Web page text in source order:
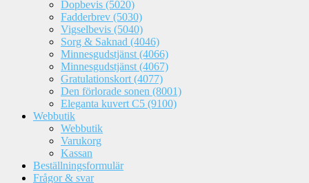
Dopbevis (5020)
Fadderbrev (5030)
Vigselbevis (5040)
Sorg & Saknad (4046)
Minnesgudstjänst (4066)
Minnesgudstjänst (4067)
Gratulationskort (4077)
Den förlorade sonen (8001)
Eleganta kuvert C5 (9100)
Webbutik
Webbutik
Varukorg
Kassan
Beställningsformulär
Frågor & svar